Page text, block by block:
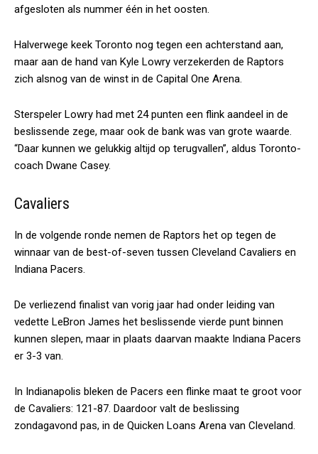
afgesloten als nummer één in het oosten.
Halverwege keek Toronto nog tegen een achterstand aan,
maar aan de hand van Kyle Lowry verzekerden de Raptors
zich alsnog van de winst in de Capital One Arena.
Sterspeler Lowry had met 24 punten een flink aandeel in de
beslissende zege, maar ook de bank was van grote waarde.
“Daar kunnen we gelukkig altijd op terugvallen”, aldus Toronto-
coach Dwane Casey.
Cavaliers
In de volgende ronde nemen de Raptors het op tegen de
winnaar van de best-of-seven tussen Cleveland Cavaliers en
Indiana Pacers.
De verliezend finalist van vorig jaar had onder leiding van
vedette LeBron James het beslissende vierde punt binnen
kunnen slepen, maar in plaats daarvan maakte Indiana Pacers
er 3-3 van.
In Indianapolis bleken de Pacers een flinke maat te groot voor
de Cavaliers: 121-87. Daardoor valt de beslissing
zondagavond pas, in de Quicken Loans Arena van Cleveland.